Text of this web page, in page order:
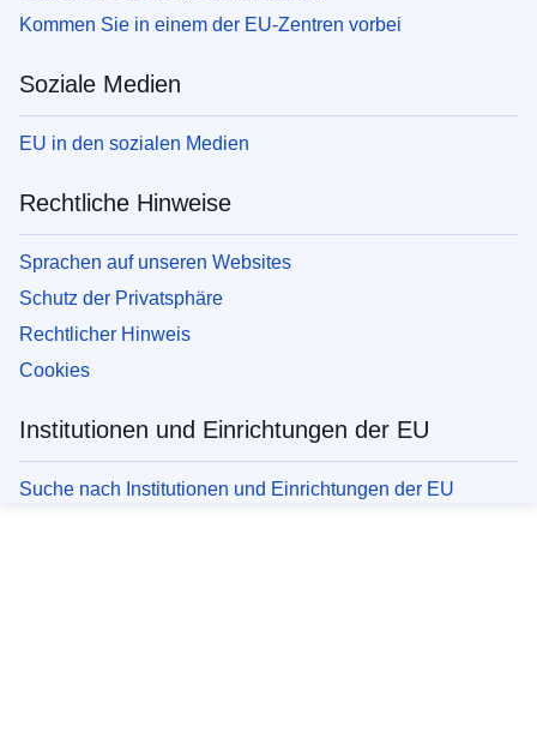
Kommen Sie in einem der EU-Zentren vorbei
Soziale Medien
EU in den sozialen Medien
Rechtliche Hinweise
Sprachen auf unseren Websites
Schutz der Privatsphäre
Rechtlicher Hinweis
Cookies
Institutionen und Einrichtungen der EU
Suche nach Institutionen und Einrichtungen der EU